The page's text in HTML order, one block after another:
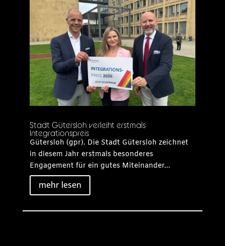
Stadt Gütersloh verleiht erstmals
Integrationspreis
Gütersloh (gpr). Die Stadt Gütersloh zeichnet
in diesem Jahr erstmals besonderes
Engagement für ein gutes Miteinander...
mehr lesen